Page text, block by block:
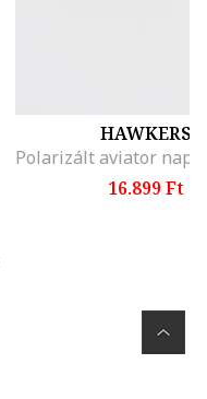
HAWKERS
16.899 Ft